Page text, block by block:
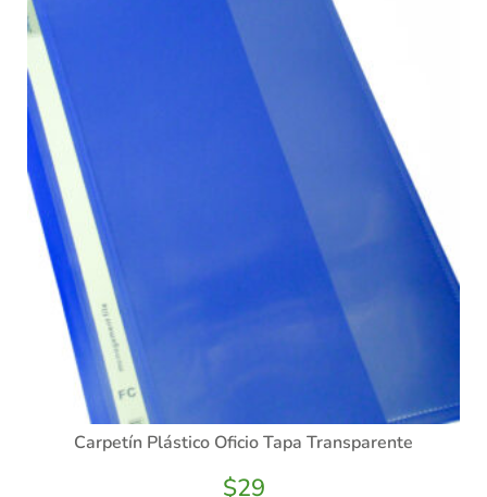
Carpetín Plástico Oficio Tapa Transparente
$29